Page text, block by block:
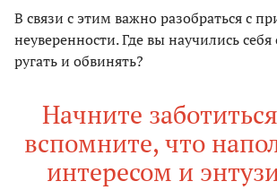
В связи с этим важно разобраться с
неуверенности. Где вы научились себя
ругать и обвинять?
Начните
вспомните, что
интересом и